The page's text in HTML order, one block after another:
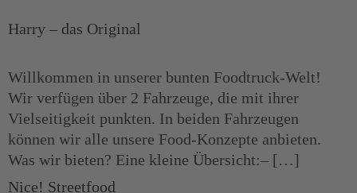
Harry – das Original
Willkommen in unserer bunten Foodtruck-Welt!
Wir verfügen über 2 Fahrzeuge, die mit ihrer
Vielseitigkeit punkten. In beiden Fahrzeugen
können wir alle unsere Food-Konzepte anbieten.
Was wir bieten? Eine kleine Übersicht:– […]
Nice! Streetfood